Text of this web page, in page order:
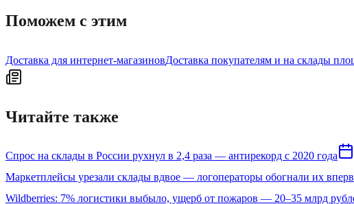
Поможем с этим
Доставка для интернет-магазиновДоставка покупателям и на склады
Читайте также
Спрос на склады в России рухнул в 2,4 раза — антирекорд с 2020 года
Маркетплейсы урезали склады вдвое — логоператоры обогнали их
Wildberries: 7% логистики выбыло, ущерб от пожаров — 20–35 млрд